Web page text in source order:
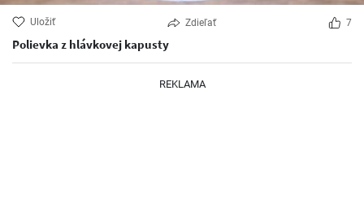
Uložiť Zdieľať 7
Polievka z hlávkovej kapusty
REKLAMA